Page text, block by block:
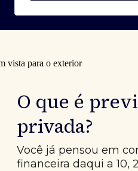
O que é
privada?
Você já pensou em
financeira daqui a 10,